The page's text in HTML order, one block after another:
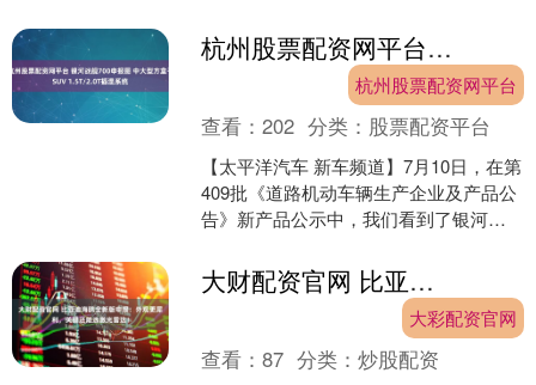
机？ ....
杭州股票配资网平台 银河战舰700申报图 中大型方盒子SUV 1.5T/2.0T插混系统
杭州股票配资网平台
查看：202 分类： 股票配资平台
【太平洋汽车 新车频道】7月10日，在第
409批《道路机动车辆生产企业及产品公
告》新产品公示中，我们看到了银河战
SUV，车....
大财配资官网 比亚迪海鸥全新版申报：外观更犀利，关键还能选激光雷达！
大彩配资官网
查看：87 分类：炒股配资